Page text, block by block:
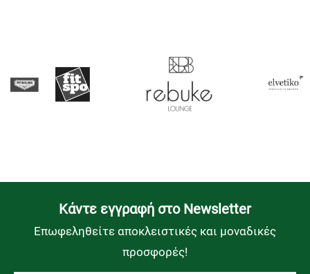
Kάντε εγγραφή στο Newsletter
Επωφεληθείτε αποκλειστικές και μοναδικές
προσφορές!